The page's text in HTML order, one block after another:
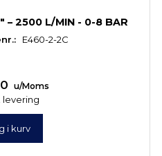
– 2500 L/MIN - 0-8 BAR
E460-2-2C
u/Moms
levering
i kurv